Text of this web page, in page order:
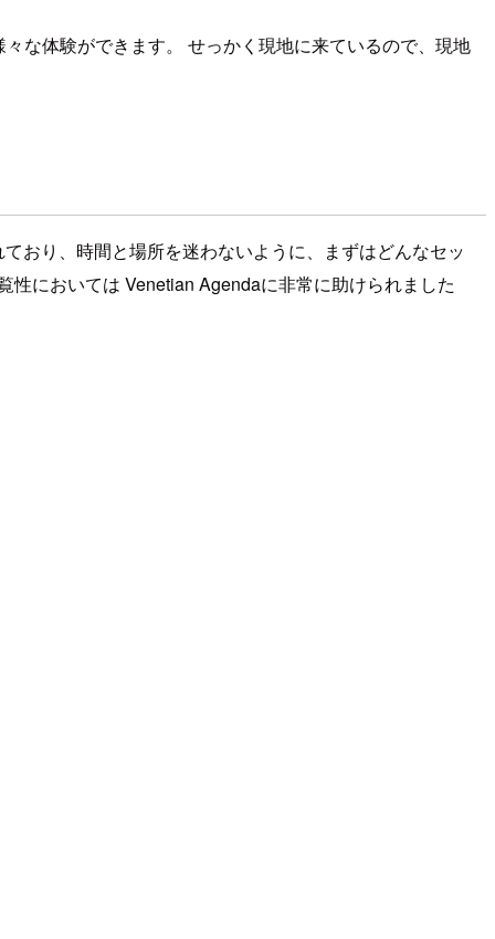
な体験ができます。 せっかく現地に来ているので、現地
おり、時間と場所を迷わないように、まずはどんなセッ
においては Venetian Agendaに非常に助けられました